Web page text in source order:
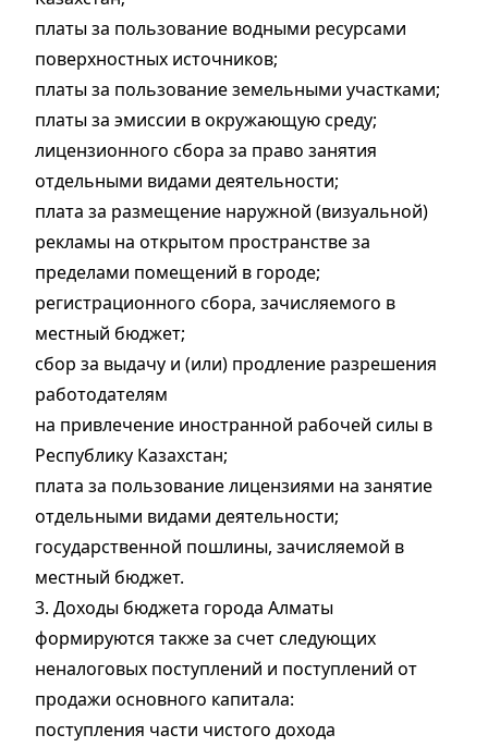
платы за пользование водными ресурсами
поверхностных источников;
платы за пользование земельными участками;
платы за эмиссии в окружающую среду;
лицензионного сбора за право занятия
отдельными видами деятельности;
плата за размещение наружной (визуальной)
рекламы на открытом пространстве за
пределами помещений в городе;
регистрационного сбора, зачисляемого в
местный бюджет;
сбор за выдачу и (или) продление разрешения
работодателям
на привлечение иностранной рабочей силы в
Республику Казахстан;
плата за пользование лицензиями на занятие
отдельными видами деятельности;
государственной пошлины, зачисляемой в
местный бюджет.
3. Доходы бюджета города Алматы
формируются также за счет следующих
неналоговых поступлений и поступлений от
продажи основного капитала:
поступления части чистого дохода